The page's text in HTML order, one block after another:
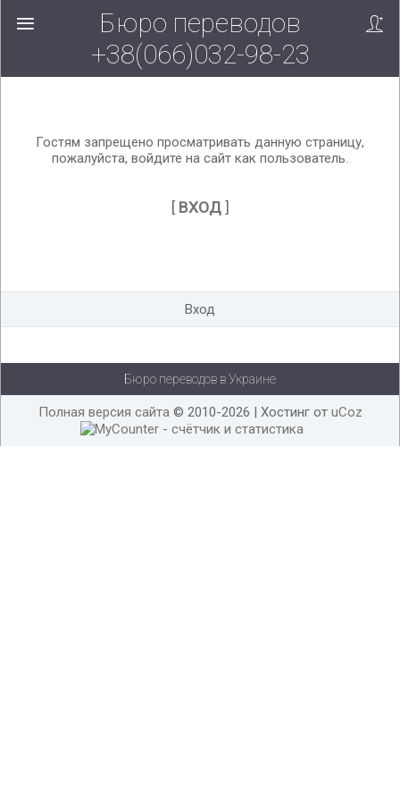
Вверх!
Бюро переводов
+38(066)032-98-23
Гостям запрещено просматривать данную страницу,
пожалуйста, войдите на сайт как пользователь.
[ ВХОД]
Вход
Бюро переводов в Украине
Полная версия сайта© 2010-2026 | Хостинг от uCoz